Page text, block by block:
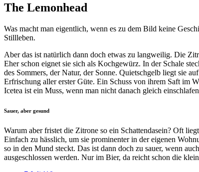
The Lemonhead
Was macht man eigentlich, wenn es zu dem Bild keine
Stillleben.
Aber das ist natürlich dann doch etwas zu langweilig. Die
Eher schon eignet sie sich als Kochgewürz. In der Schale
des Sommers, der Natur, der Sonne. Quietschgelb liegt sie
Erfrischung aller erster Güte. Ein Schuss von ihrem Saft im
Icetea ist ein Muss, wenn man nicht danach gleich
Sauer, aber gesund
Warum aber fristet die Zitrone so ein Schattendasein? Oft
Einfach zu hässlich, um sie prominenter in der eigenen
so in den Mund steckt. Das ist dann doch zu sauer, wenn
ausgeschlossen werden. Nur im Bier, da reicht schon die